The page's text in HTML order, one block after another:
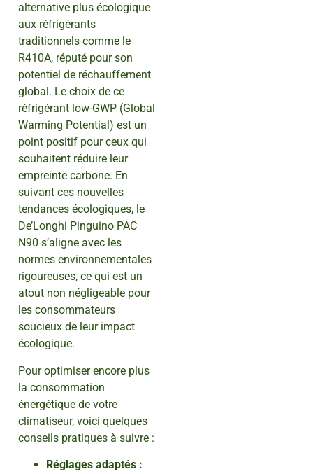
alternative plus écologique
aux réfrigérants
traditionnels comme le
R410A, réputé pour son
potentiel de réchauffement
global. Le choix de ce
réfrigérant low-GWP (Global
Warming Potential) est un
point positif pour ceux qui
souhaitent réduire leur
empreinte carbone. En
suivant ces nouvelles
tendances écologiques, le
De’Longhi Pinguino PAC
N90 s’aligne avec les
normes environnementales
rigoureuses, ce qui est un
atout non négligeable pour
les consommateurs
soucieux de leur impact
écologique.
Pour optimiser encore plus
la consommation
énergétique de votre
climatiseur, voici quelques
conseils pratiques à suivre :
Réglages adaptés :